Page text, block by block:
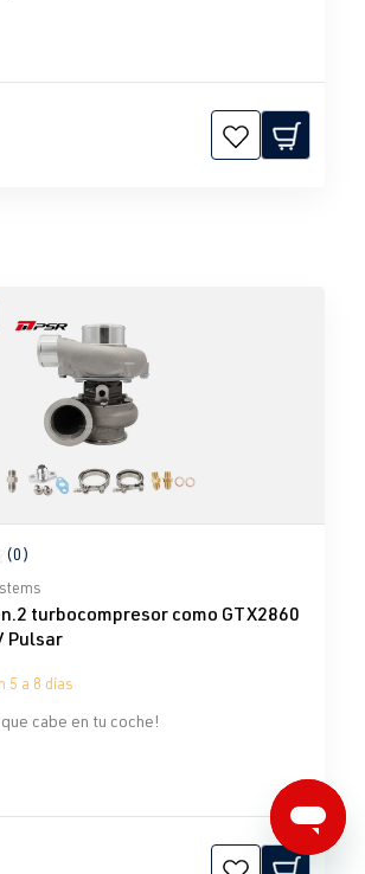
de 0 de 5 estrellas
(0)
turbocompresor como GTX2860
Pulsar
5 a 8 días
cabe en tu coche!